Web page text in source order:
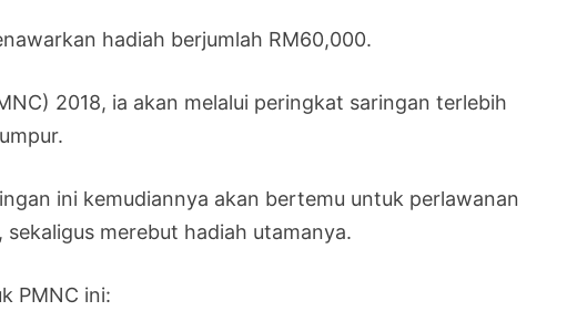
hadiah berjumlah RM60,000.
2018, ia akan melalui peringkat saringan terlebih
ini kemudiannya akan bertemu untuk perlawanan
merebut hadiah utamanya.
PMNC ini: